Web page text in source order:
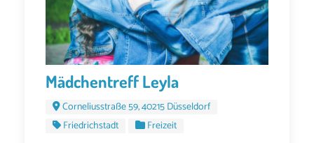
Mädchentreff Leyla
Corneliusstraße 59, 40215 Düsseldorf
Friedrichstadt
Freizeit